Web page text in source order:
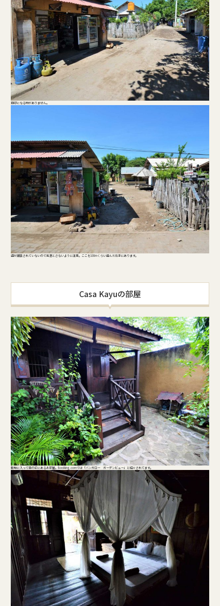
目印になる物がありません。
道が舗装されていないので見落とさないように注意。ここを100mくらい進んだ右手にあります。
Casa Kayuの部屋
敷地に入って目の前にあるお部屋。Booking.comでは「バンガロー ガーデンビュー」と紹介されてます。